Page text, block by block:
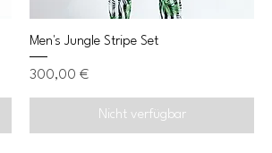
Men's Jungle Stripe Set
Preis
300,00 €
Nicht verfügbar